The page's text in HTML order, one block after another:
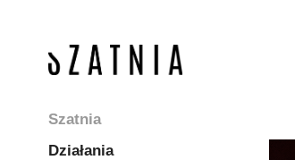
Szatnia
Działania